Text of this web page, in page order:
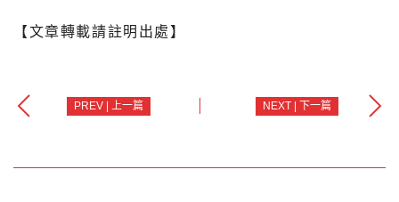
【文章轉載請註明出處】
PREV | 上一篇 NEXT | 下一篇